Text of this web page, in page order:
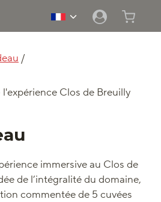
Ouvrir/fermer
/
immersive au Clos de
de l’intégralité du domaine,
commentée de 5 cuvées